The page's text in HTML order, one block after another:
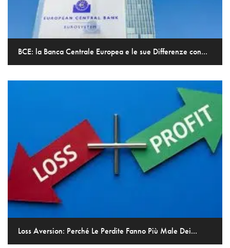
BCE: la Banca Centrale Europea e le sue Differenze con...
Loss Aversion: Perché Le Perdite Fanno Più Male Dei...